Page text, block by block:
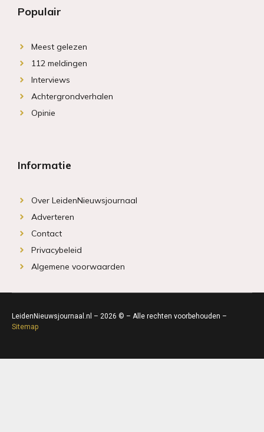
Populair
Meest gelezen
112 meldingen
Interviews
Achtergrondverhalen
Opinie
Informatie
Over LeidenNieuwsjournaal
Adverteren
Contact
Privacybeleid
Algemene voorwaarden
LeidenNieuwsjournaal.nl – 2026 © – Alle rechten voorbehouden –
Sitemap